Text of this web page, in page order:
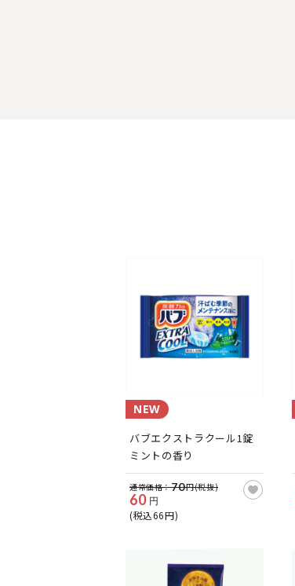
NEW
バブエクストラクール1錠
ミントの香り
通常価格：70円(税抜)
60 円
(税込66円)